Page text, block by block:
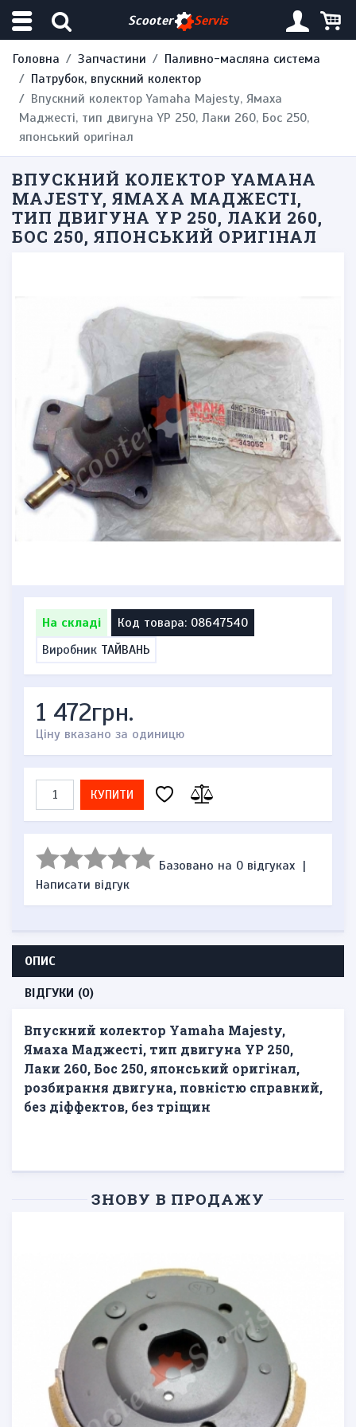
Scooter Servis
Головна Запчастини
Паливно-масляна система
Патрубок, впускний колектор
Впускний колектор Yamaha Majesty, Ямаха
Маджесті, тип двигуна YP 250, Лаки 260, Бос 250,
японський оригінал
ВПУСКНИЙ КОЛЕКТОР YAMAHA
MAJESTY, ЯМАХА МАДЖЕСТІ,
ТИП ДВИГУНА YP 250, ЛАКИ 260,
БОС 250, ЯПОНСЬКИЙ ОРИГІНАЛ
На складі
Код товара: 08647540
Виробник ТАЙВАНЬ
1 472грн.
Ціну вказано за одиницю
КУПИТИ
Базовано на 0 відгуках |
Написати відгук
ОПИС
ВІДГУКИ (0)
Впускний колектор Yamaha Majesty,
Ямаха Маджесті, тип двигуна YP 250,
Лаки 260, Бос 250, японський оригінал,
розбирання двигуна, повністю справний,
без діффектов, без тріщин
ЗНОВУ В ПРОДАЖУ